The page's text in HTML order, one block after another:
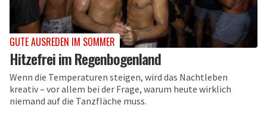
GUTE AUSREDEN IM SOMMER
Hitzefrei im Regenbogenland
Wenn die Temperaturen steigen, wird das Nachtleben
kreativ – vor allem bei der Frage, warum heute wirklich
niemand auf die Tanzfläche muss.